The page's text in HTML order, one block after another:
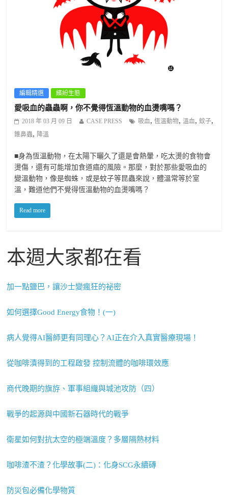
編輯精選 繽紛生態
愛吸血的蟲蟲啊，你不覺得恆溫動物的血燙嘴嗎？
2018 年 03 月 09 日 CASE PRESS 吸血,恆溫動物,溫血, 蚊子,
錐鼻蟲, 降溫
■身為恆溫動物，在太陽下曬久了還是會熱暈，吃太燙的食物會
燙傷，還有可能增加食道癌的風險。那麼，對於那些愛吸血的
變溫動物，像是蜘蛛，或是蚊子等昆蟲來說，體溫常等於室
溫，難道他們不覺得恆溫動物的血燙嘴嗎？
Read more
本週大家都在看
加一點鹽巴，讓沙士變瘋狂的祕密
如何選擇Good Energy食物！(一)
病人覺得AI醫師更有同理心？AI正在介入真實醫療現場！
從咖啡漬得到的工程啟發 控制流體的咖啡環效應
商代晚期的旗斿、軍事組織與城池攻防（四）
戰爭的起源與中國新石器時代的戰爭
衛星如何對抗太空的極端溫度？多層隔熱材料
咖啡渣不渣？化學故事(二)：化身SCG永續磚
防災包必備化學物質